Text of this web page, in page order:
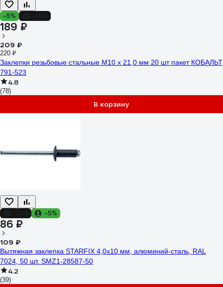
-5%
189 ₽
209 ₽
220 ₽
Заклепки резьбовые стальные M10 х 21,0 мм 20 шт пакет КОБАЛЬТ
791-523
4.8
(78)
В корзину
-5%
86 ₽
109 ₽
Вытяжная заклепка STARFIX 4,0x10 мм, алюминий-сталь, RAL
7024, 50 шт. SMZ1-28587-50
4.2
(39)